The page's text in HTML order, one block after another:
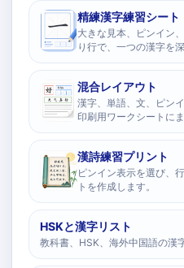
精練漢字練習シート
大きな見本、ピンイン
り行で、一つの漢字を
混合レイアウト
漢字、単語、文、ピン
印刷用ワークシートにま
漢詩練習プリント
ピンイン表示を選び、
トを作成します。
HSKと漢字リスト
教科書、HSK、海外中国語の漢